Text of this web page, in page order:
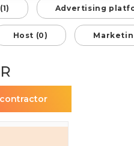
Advertising
Host (0)